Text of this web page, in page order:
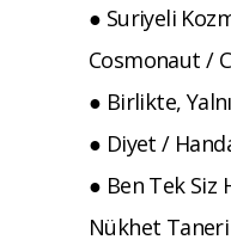
● Suriyeli
Cosmonaut /
● Birlikte,
● Diyet /
● Ben Tek Siz
Nükhet Taneri